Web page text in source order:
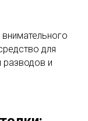
для
разводов и